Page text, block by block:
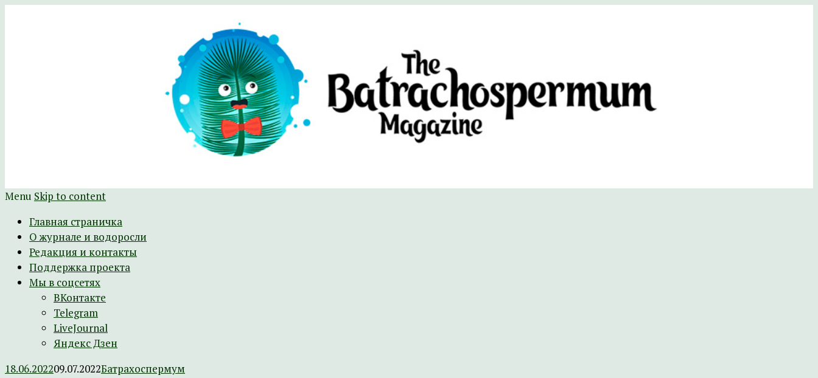
The Batrachospermum Magazine
Научно-развлекательный журнал Батрахоспермум (официальный сайт)
Menu Skip to content
Главная страничка
О журнале и водоросли
Редакция и контакты
Поддержка проекта
Мы в соцсетях
ВКонтакте
Telegram
LiveJournal
Яндекс Дзен
18.06.202209.07.2022Батрахоспермум